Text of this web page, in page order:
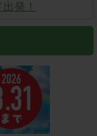
発！